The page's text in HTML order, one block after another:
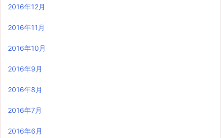
2016年12月
2016年11月
2016年10月
2016年9月
2016年8月
2016年7月
2016年6月